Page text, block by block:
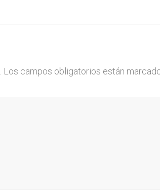
Los campos obligatorios están